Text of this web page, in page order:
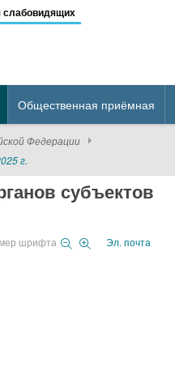
Общественная приёмная
Федерации
г.
субъектов
шрифта Эл. почта